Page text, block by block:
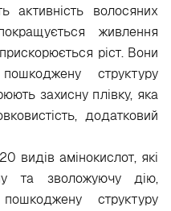
активність волосяних
живлення
ріст. Вони
структуру
захисну плівку, яка
додатковий
видів амінокислот, які
та зволожуючу дію,
структуру